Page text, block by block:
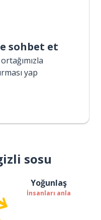
sohbet et
yap
sosu
Yoğunlaş
İnsanları anla